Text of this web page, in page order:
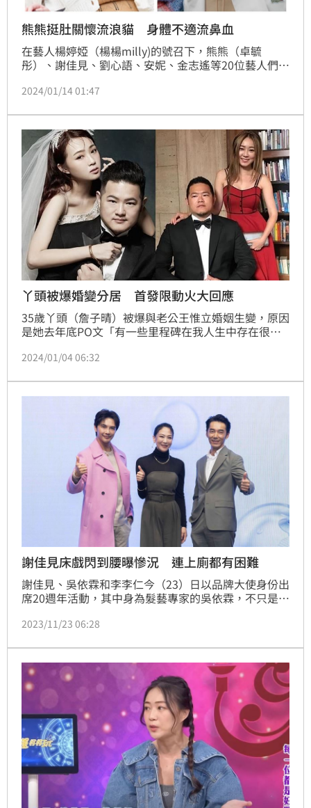
熊熊挺肚關懷流浪貓 身體不適流鼻血
在藝人楊婷婭（楊楊milly)的號召下，熊熊（卓毓
彤）、謝佳見、劉心語、安妮、金志遙等20位藝人們齊
起「共生」的家園，熊熊當天因懷孕身體不適流鼻血，
2024/01/14 01:47
丫頭被爆婚變分居 首發限動火大回應
35歲丫頭（詹子晴）被爆與老公王惟立婚姻生變，原因
是她去年底PO文「有一些里程碑在我人生中存在很長
熬，但不得不這樣選擇，面對與放下是我今年很重要的
時動態回應：「到底多希望我們分居」。記者鍾智凱綜
合報導
2024/01/04 06:32
謝佳見床戲閃到腰曝慘況 連上廁都有困難
謝佳見、吳依霖和李李仁今（23）日以品牌大使身份出
席20週年活動，其中身為髮藝專家的吳依霖，不只是代
在當實驗品摧殘，自爆有1/3的髮量都掉光了，身為乾
累積10天沒洗頭，而久違公開露面的謝佳見被發現留起
小鬍子，原來他正在拍攝新電影，隨後還提起上週拍床
戲橋段時，不小心因為動作太大，把對方抱起來丟到床
上時。
2023/11/23 06:28